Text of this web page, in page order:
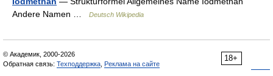
Andere Namen …
Deutsch Wikipedia
18+
© Академик, 2000-2026
Обратная связь: Техподдержка Реклама на сайте